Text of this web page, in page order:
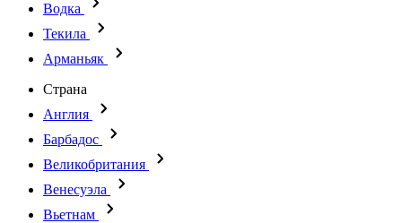
Водка
Текила
Арманьяк
Страна
Англия
Барбадос
Великобритания
Венесуэла
Вьетнам